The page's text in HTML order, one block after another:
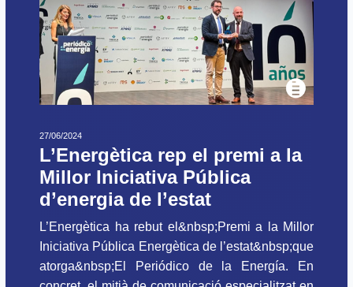
27/06/2024
L’Energètica rep el premi a la
Millor Iniciativa Pública
d’energia de l’estat
L’Energètica ha rebut el&nbsp;Premi a la Millor
Iniciativa Pública Energètica de l’estat&nbsp;que
atorga&nbsp;El Periódico de la Energía. En